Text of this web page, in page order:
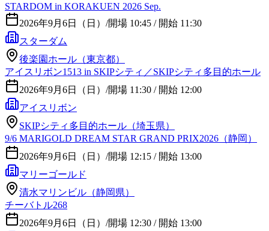
STARDOM in KORAKUEN 2026 Sep.
2026年9月6日（日） /開場 10:45 / 開始 11:30
スターダム
後楽園ホール（東京都）
アイスリボン1513 in SKIPシティ／SKIPシティ多目的ホール
2026年9月6日（日） /開場 11:30 / 開始 12:00
アイスリボン
SKIPシティ多目的ホール（埼玉県）
9/6 MARIGOLD DREAM STAR GRAND PRIX2026（静岡）
2026年9月6日（日） /開場 12:15 / 開始 13:00
マリーゴールド
清水マリンビル（静岡県）
チーバトル268
2026年9月6日（日） /開場 12:30 / 開始 13:00